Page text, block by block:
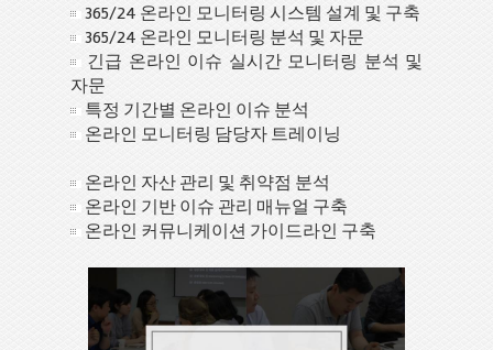
365/24 온라인 모니터링 시스템 설계 및 구축
365/24 온라인 모니터링 분석 및 자문
긴급 온라인 이슈 실시간 모니터링 분석 및
자문
특정 기간별 온라인 이슈 분석
온라인 모니터링 담당자 트레이닝
온라인 자산 관리 및 취약점 분석
온라인 기반 이슈 관리 매뉴얼 구축
온라인 커뮤니케이션 가이드라인 구축